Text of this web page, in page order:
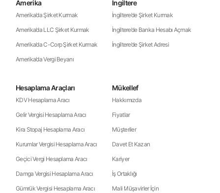
Amerika
Amerika’da Şirket Kurmak
Amerika’da LLC Şirket Kurmak
Amerika’da C-Corp Şirket Kurmak
Amerika’da Vergi Beyanı
İngiltere
İngiltere’de Şirket Kurmak
İngiltere’de Banka Hesabı Açmak
İngiltere’de Şirket Adresi
Hesaplama Araçları
KDV Hesaplama Aracı
Gelir Vergisi Hesaplama Aracı
Kira Stopaj Hesaplama Aracı
Kurumlar Vergisi Hesaplama Aracı
Geçici Vergi Hesaplama Aracı
Damga Vergisi Hesaplama Aracı
Gümrük Vergisi Hesaplama Aracı
Mükellef
Hakkımızda
Fiyatlar
Müşteriler
Davet Et Kazan
Kariyer
İş Ortaklığı
Mali Müşavirler İçin